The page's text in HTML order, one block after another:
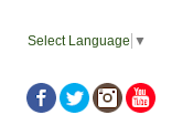
Select Language ▼